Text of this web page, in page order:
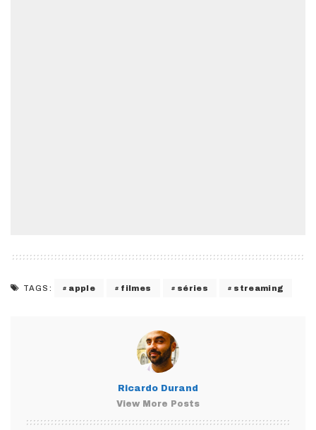
TAGS: apple filmes séries streaming
Ricardo Durand
View More Posts